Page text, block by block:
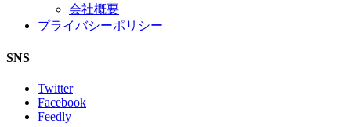
会社概要
プライバシーポリシー
SNS
Twitter
Facebook
Feedly